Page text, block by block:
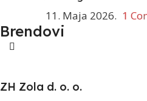
11. Maja 2026. 1
Brendovi
ZH Zola d. o. o.